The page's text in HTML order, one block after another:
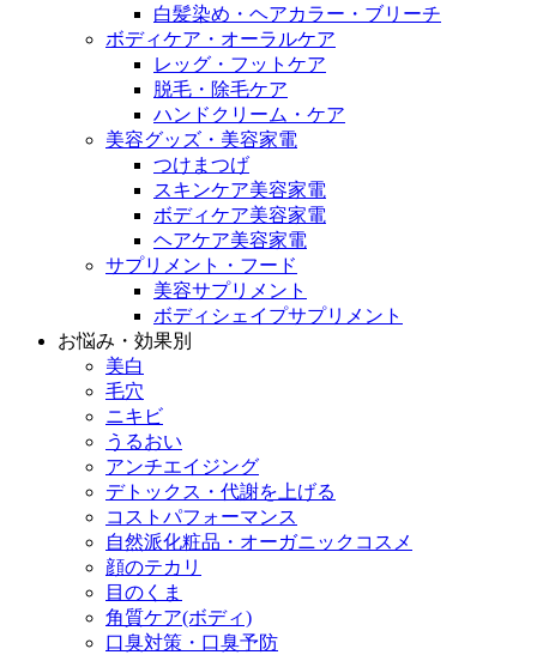
白髪染め・ヘアカラー・ブリーチ
ボディケア・オーラルケア
レッグ・フットケア
脱毛・除毛ケア
ハンドクリーム・ケア
美容グッズ・美容家電
つけまつげ
スキンケア美容家電
ボディケア美容家電
ヘアケア美容家電
サプリメント・フード
美容サプリメント
ボディシェイプサプリメント
お悩み・効果別
美白
毛穴
ニキビ
うるおい
アンチエイジング
デトックス・代謝を上げる
コストパフォーマンス
自然派化粧品・オーガニックコスメ
顔のテカリ
目のくま
角質ケア(ボディ)
口臭対策・口臭予防